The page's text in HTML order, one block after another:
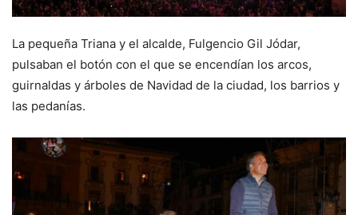
La pequeña Triana y el alcalde, Fulgencio Gil Jódar,
pulsaban el botón con el que se encendían los arcos,
guirnaldas y árboles de Navidad de la ciudad, los barrios y
las pedanías.